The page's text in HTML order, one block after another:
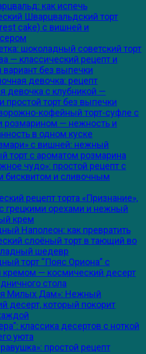
как испечь
Шварцвальдский торт
cake) с вишней и
шоколадный советский торт
— классический рецепт и
без выпечки
девочка: рецепт
девочка с клубникой —
простой торт без выпечки
кофейный торт-суфле с
розмарином — нежность и
в одном куске
с вишней: нежный
торт с ароматом розмарина
чудо»: простой рецепт с
бисквитом и сливочным
рецепт торта «Признание»,
грецкими орехами и нежный
крем
Наполеон: как превратить
слоёный торт в тающий во
шедевр
торт “Пояс Ориона” с
— космический десерт
стола
Милых Дам»: Нежный
десерт, который покорит
классика десертов с ноткой
уюта
простой рецепт